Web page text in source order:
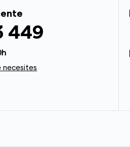
449
necesites